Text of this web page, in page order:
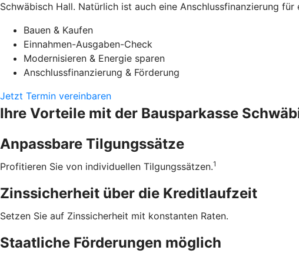
Schwäbisch Hall. Natürlich ist auch eine Anschlussfinanzierung
Bauen & Kaufen
Einnahmen-Ausgaben-Check
Modernisieren & Energie sparen
Anschlussfinanzierung & Förderung
Jetzt Termin vereinbaren
Ihre Vorteile mit der Bausparkasse
Anpassbare Tilgungssätze
Profitieren Sie von individuellen Tilgungssätzen.1
Zinssicherheit über die ­Kreditlaufzeit
Setzen Sie auf Zinssicherheit mit konstanten Raten.
Staatliche Förderungen möglich